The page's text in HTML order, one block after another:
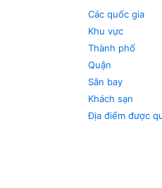
Các quốc gia
Khu vực
Thành phố
Quận
Sân bay
Khách sạn
Địa điểm được